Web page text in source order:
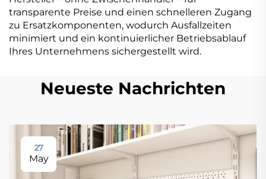
transparente Preise und einen schnelleren Zugang
zu Ersatzkomponenten, wodurch Ausfallzeiten
minimiert und ein kontinuierlicher Betriebsablauf
Ihres Unternehmens sichergestellt wird.
Neueste Nachrichten
27
May